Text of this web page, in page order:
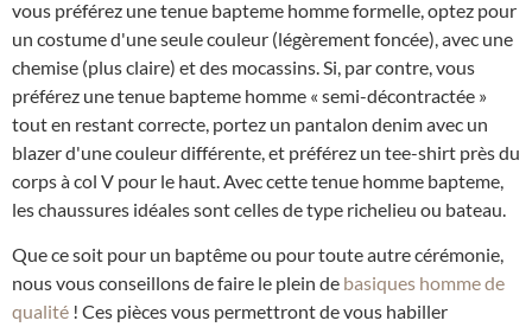
vous préférez une tenue bapteme homme formelle, optez pour
un costume d'une seule couleur (légèrement foncée), avec une
chemise (plus claire) et des mocassins. Si, par contre, vous
préférez une tenue bapteme homme « semi-décontractée »
tout en restant correcte, portez un pantalon denim avec un
blazer d'une couleur différente, et préférez un tee-shirt près du
corps à col V pour le haut. Avec cette tenue homme bapteme,
les chaussures idéales sont celles de type richelieu ou bateau.
Que ce soit pour un baptême ou pour toute autre cérémonie,
nous vous conseillons de faire le plein de basiques homme de
qualité ! Ces pièces vous permettront de vous habiller